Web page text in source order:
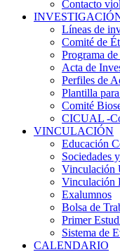
Contacto
Líneas de
Comité de
Programa
Acta de
Perfiles de
Plantilla
Comité
CICUAL -
VINCULACIÓN
Educación
Sociedades
Vinculación
Exalumnos
Bolsa de
Primer
Sistema de
CALENDARIO